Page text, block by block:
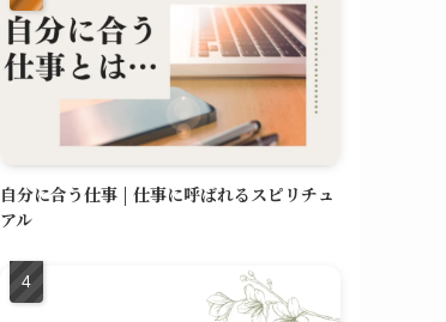
自分に合う仕事 | 仕事に呼ばれるスピリチュ
アル